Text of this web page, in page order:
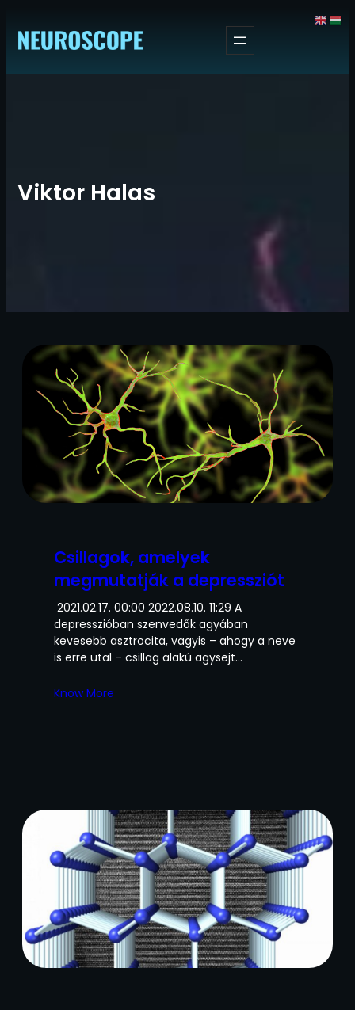
tartalomhoz
Viktor Halas
Csillagok, amelyek
megmutatják a depressziót
2021.02.17. 00:00 2022.08.10. 11:29 A
depresszióban szenvedők agyában
kevesebb asztrocita, vagyis – ahogy a neve
is erre utal – csillag alakú agysejt…
Know More